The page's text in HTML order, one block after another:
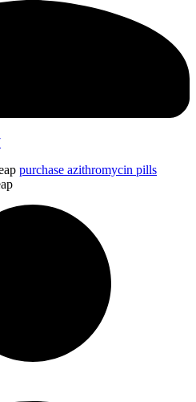
purchase azithromycin pills